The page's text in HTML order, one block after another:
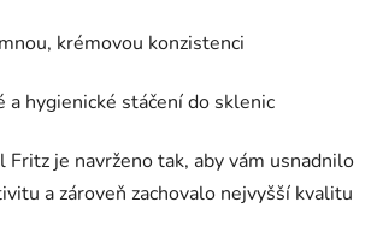
krémovou konzistenci
a hygienické stáčení do sklenic
Fritz je navrženo tak, aby vám usnadnilo
a zároveň zachovalo nejvyšší kvalitu